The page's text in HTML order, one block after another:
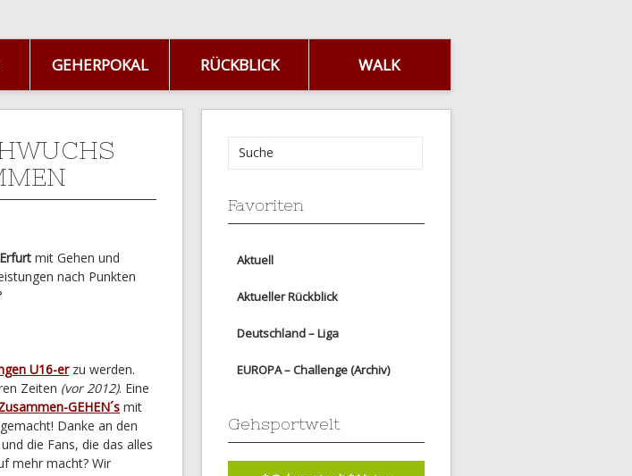
GEHERPOKAL RÜCKBLICK WALK
mit Gehen und
nach Punkten
U16-erzu werden.
Zeiten (vor 2012). Eine
GEHEN´s mit
Danke an den
die Fans, die das alles
mehr macht? Wir
Favoriten
Aktuell
Aktueller Rückblick
Deutschland – Liga
EUROPA – Challenge (Archiv)
Gehsportwelt